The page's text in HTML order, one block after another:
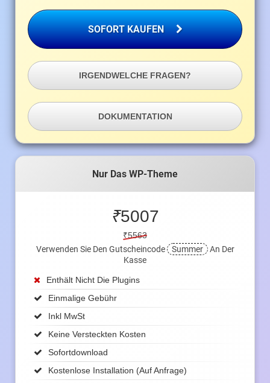
SOFORT KAUFEN
IRGENDWELCHE FRAGEN?
DOKUMENTATION
Nur Das WP-Theme
₹5007
₹5563
Verwenden Sie Den Gutscheincode
Summer An Der
Kasse
Enthält Nicht Die Plugins
Einmalige Gebühr
Inkl MwSt
Keine Versteckten Kosten
Sofortdownload
Kostenlose Installation (auf Anfrage)